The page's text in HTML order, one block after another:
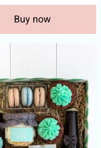
Buy now